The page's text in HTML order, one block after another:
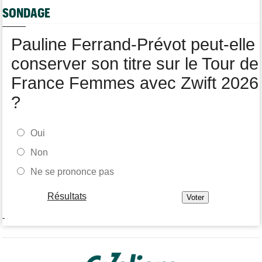
Kasia Niewiadoma fait coup double sur la 7e étape
Joao Almeida a abandonné après une nouvelle chute
SONDAGE
Pauline Ferrand-Prévot peut-elle
conserver son titre sur le Tour de
France Femmes avec Zwift 2026
?
Oui
Non
Ne se prononce pas
Résultats
-